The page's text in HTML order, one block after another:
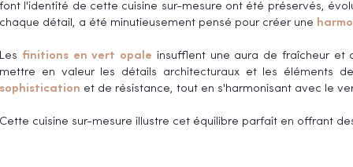
font l'identité de cette cuisine sur-mesure ont été préservés,
chaque détail, a été minutieusement pensé pour créer une
Les finitions en vert opale insufflent une aura de fraîcheur et
mettre en valeur les détails architecturaux et les éléments
sophistication et de résistance, tout en s'harmonisant avec le
Cette cuisine sur-mesure illustre cet équilibre parfait en offrant